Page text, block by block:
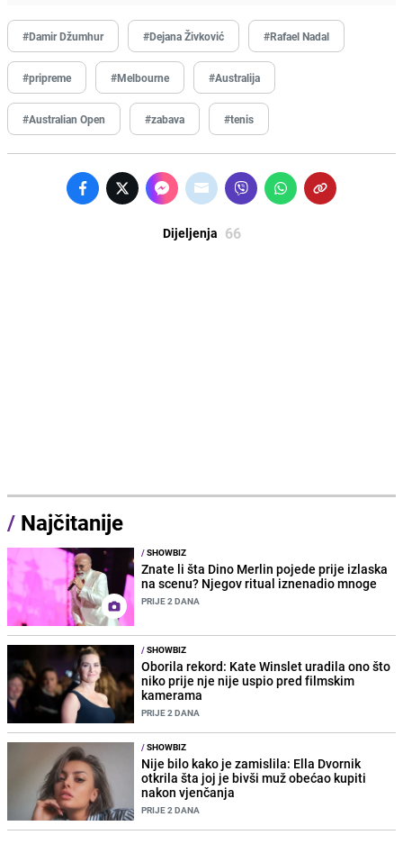
#Damir Džumhur #Dejana Živković #Rafael Nadal
#pripreme #Melbourne #Australija
#Australian Open #zabava #tenis
Dijeljenja 66
/ Najčitanije
/SHOWBIZ
Znate li šta Dino Merlin pojede prije izlaska
na scenu? Njegov ritual iznenadio mnoge
PRIJE 2 DANA
/SHOWBIZ
Oborila rekord: Kate Winslet uradila ono što
niko prije nje nije uspio pred filmskim
kamerama
PRIJE 2 DANA
/SHOWBIZ
Nije bilo kako je zamislila: Ella Dvornik
otkrila šta joj je bivši muž obećao kupiti
nakon vjenčanja
PRIJE 2 DANA